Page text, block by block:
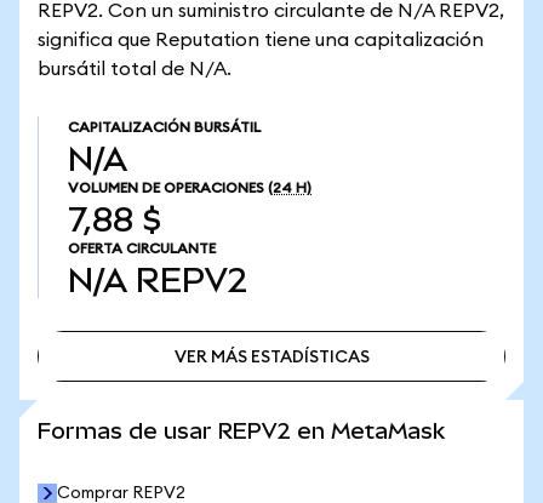
REPV2. Con un suministro circulante de N/A REPV2,
significa que Reputation tiene una capitalización
bursátil total de N/A.
CAPITALIZACIÓN BURSÁTIL
N/A
VOLUMEN DE OPERACIONES (24 H)
7,88 $
OFERTA CIRCULANTE
N/A REPV2
VER MÁS ESTADÍSTICAS
Formas de usar REPV2 en MetaMask
Comprar REPV2